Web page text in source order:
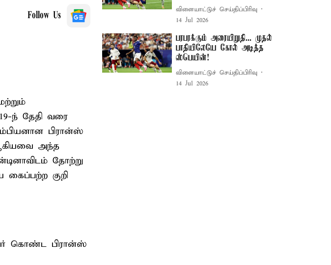
Follow Us
ந் தேதி வரை
பிரான்ஸ்
அந்த
தோற்று
குறி
கொண்ட பிரான்ஸ்
விளையாட்டுச் செய்திப்பிரிவு
14 Jul 2026
பரபரக்கும் அரையிறுதி... முதல்
பாதியிலேயே கோல் அடித்த
ஸ்பெயின்!
விளையாட்டுச் செய்திப்பிரிவு
14 Jul 2026